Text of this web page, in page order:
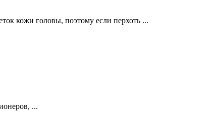
кожи головы, поэтому если перхоть ...
...